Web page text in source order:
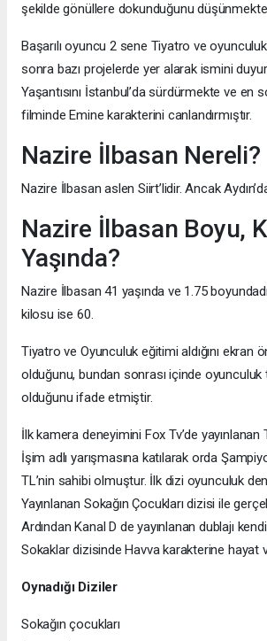
şekilde gönüllere dokunduğunu
Başarılı oyuncu 2 sene Tiyatro ve
sonra bazı projelerde yer alarak ismini
Yaşantısını İstanbul’da sürdürmekte ve en
filminde Emine karakterini canlandırmıştır.
Nazire İlbasan Nereli?
Nazire İlbasan aslen Siirt’lidir. Ancak
Nazire İlbasan Boyu,
Yaşında?
Nazire İlbasan 41 yaşında ve 1.75
kilosu ise 60.
Tiyatro ve Oyunculuk eğitimi aldığını ekran
olduğunu, bundan sonrası içinde oyunculuk
olduğunu ifade etmiştir.
İlk kamera deneyimini Fox Tv’de yayınlanan
İşim adlı yarışmasına katılarak orda
TL’nin sahibi olmuştur. İlk dizi oyunculuk
Yayınlanan Sokağın Çocukları dizisi ile
Ardından Kanal D de yayınlanan dublajı
Sokaklar dizisinde Havva karakterine hayat
Oynadığı Diziler
Sokağın çocukları